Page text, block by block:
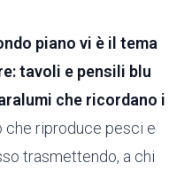
piano vi è il tema
tavoli e pensili blu
che ricordano i
che riproduce pesci e
trasmettendo, a chi